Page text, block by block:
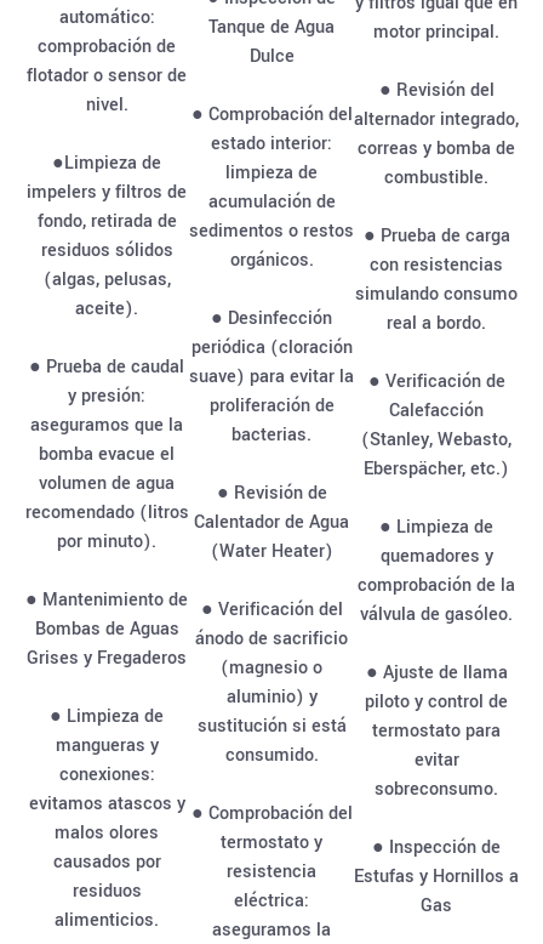
automático:
comprobación de
flotador o sensor de
nivel.
●Limpieza de
impelers y filtros de
fondo, retirada de
residuos sólidos
(algas, pelusas,
aceite).
● Prueba de caudal
y presión:
aseguramos que la
bomba evacue el
volumen de agua
recomendado (litros
por minuto).
● Mantenimiento de
Bombas de Aguas
Grises y Fregaderos
● Limpieza de
mangueras y
conexiones:
evitamos atascos y
malos olores
causados por
residuos
alimenticios.
Tanque de Agua
Dulce
● Comprobación del
estado interior:
limpieza de
acumulación de
sedimentos o restos
orgánicos.
● Desinfección
periódica (cloración
suave) para evitar la
proliferación de
bacterias.
● Revisión de
Calentador de Agua
(Water Heater)
● Verificación del
ánodo de sacrificio
(magnesio o
aluminio) y
sustitución si está
consumido.
● Comprobación del
termostato y
resistencia
eléctrica:
aseguramos la
motor principal.
● Revisión del
alternador integrado,
correas y bomba de
combustible.
● Prueba de carga
con resistencias
simulando consumo
real a bordo.
● Verificación de
Calefacción
(Stanley, Webasto,
Eberspächer, etc.)
● Limpieza de
quemadores y
comprobación de la
válvula de gasóleo.
● Ajuste de llama
piloto y control de
termostato para
evitar
sobreconsumo.
● Inspección de
Estufas y Hornillos a
Gas